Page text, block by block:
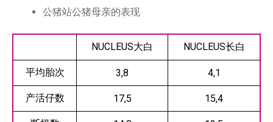
公猪站公猪母亲的表现
NUCLEUS大白 NUCLEUS长白
平均胎次 3,8 4,1
产活仔数 17,5 15,4